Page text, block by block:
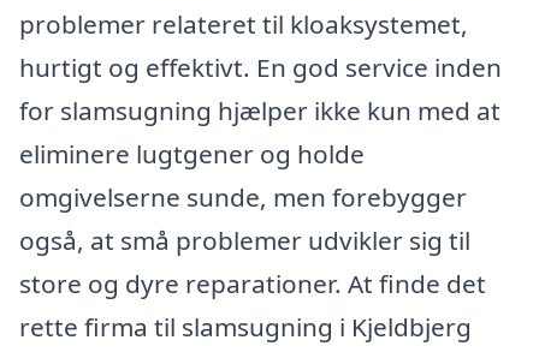
problemer relateret til kloaksystemet,
hurtigt og effektivt. En god service inden
for slamsugning hjælper ikke kun med at
eliminere lugtgener og holde
omgivelserne sunde, men forebygger
også, at små problemer udvikler sig til
store og dyre reparationer. At finde det
rette firma til slamsugning i Kjeldbjerg